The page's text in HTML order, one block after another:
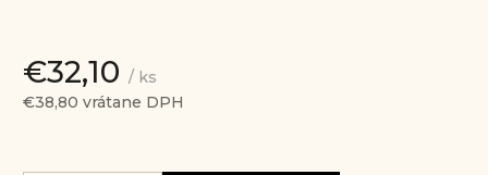
€32,10 / ks
€38,80 vrátane DPH